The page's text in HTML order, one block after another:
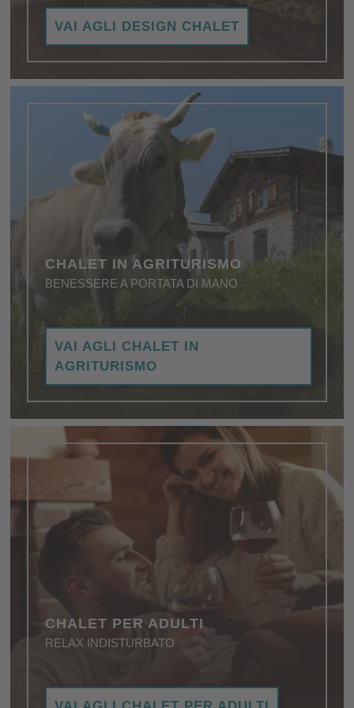
all'insegna dell'intimità.
VAI AGLI DESIGN CHALET
CHALET IN AGRITURISMO
BENESSERE A PORTATA DI MANO
sentire completamente a vostro agio.
VAI AGLI CHALET IN
AGRITURISMO
CHALET PER ADULTI
RELAX INDISTURBATO